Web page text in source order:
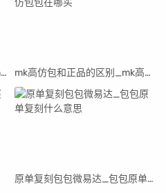
原单mcm和正品有什么区别_mcm原单吧 mk高仿包和正品的区别_mk高仿包包在哪买
原单复刻包包微易达_包包原单复刻什么意思